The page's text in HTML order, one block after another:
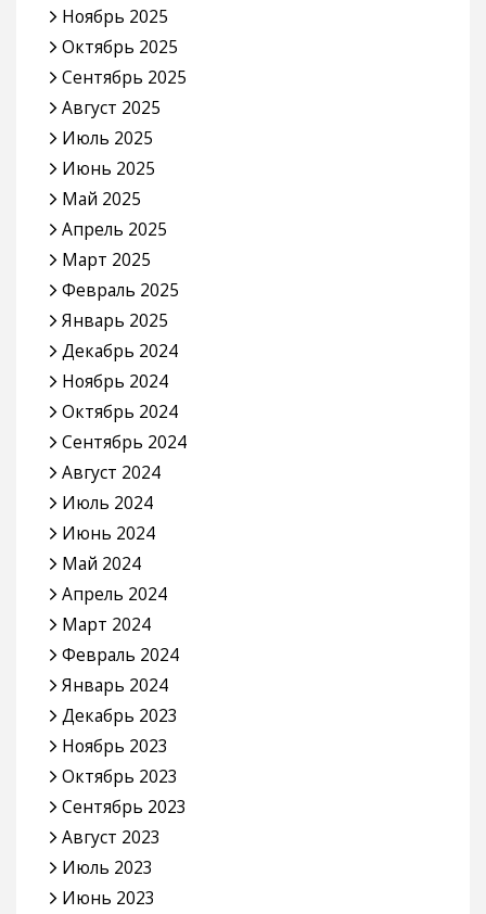
Ноябрь 2025
Октябрь 2025
Сентябрь 2025
Август 2025
Июль 2025
Июнь 2025
Май 2025
Апрель 2025
Март 2025
Февраль 2025
Январь 2025
Декабрь 2024
Ноябрь 2024
Октябрь 2024
Сентябрь 2024
Август 2024
Июль 2024
Июнь 2024
Май 2024
Апрель 2024
Март 2024
Февраль 2024
Январь 2024
Декабрь 2023
Ноябрь 2023
Октябрь 2023
Сентябрь 2023
Август 2023
Июль 2023
Июнь 2023